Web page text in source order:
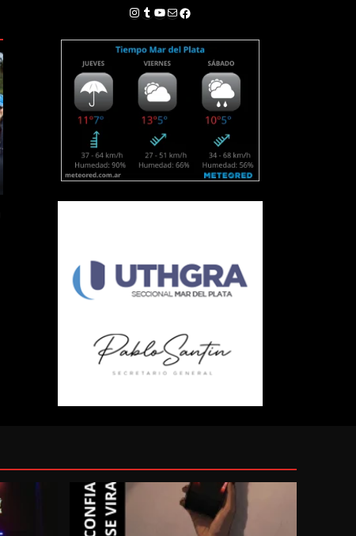
Instagram
Tumblr
YouTube
Correo electrónico
Facebook